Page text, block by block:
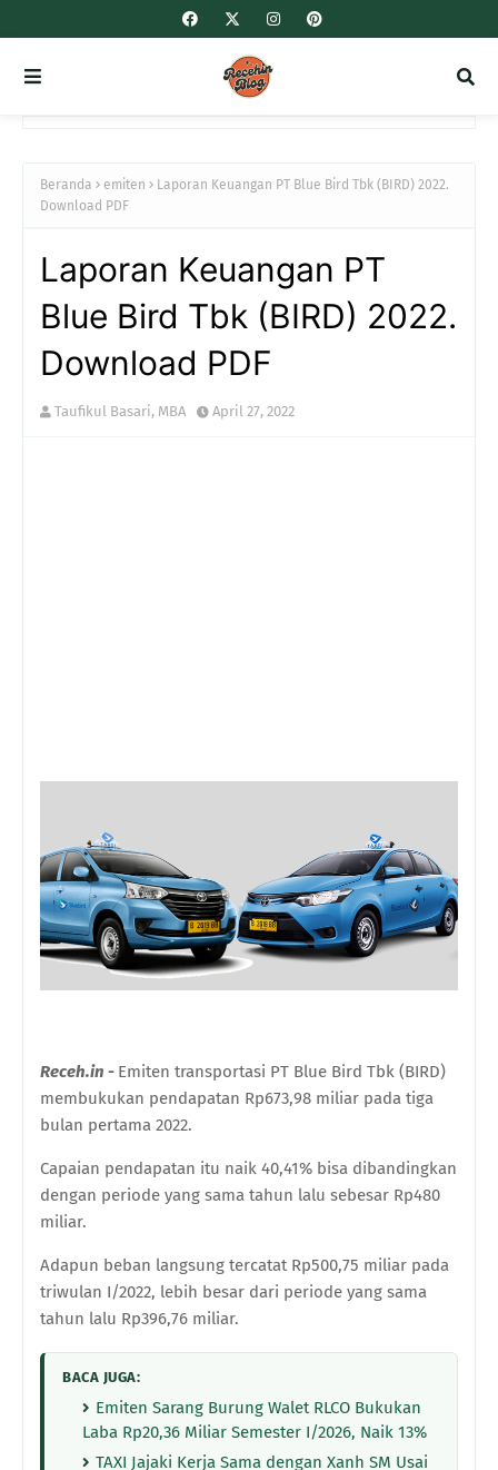
Beranda emiten
Laporan Keuangan PT Blue Bird Tbk (BIRD) 2022.
Download PDF
Laporan Keuangan PT
Blue Bird Tbk (BIRD) 2022.
Download PDF
Taufikul Basari, MBA April 27, 2022
Receh.in - Emiten transportasi PT Blue Bird Tbk (BIRD)
membukukan pendapatan Rp673,98 miliar pada tiga
bulan pertama 2022.
Capaian pendapatan itu naik 40,41% bisa dibandingkan
dengan periode yang sama tahun lalu sebesar Rp480
miliar.
Adapun beban langsung tercatat Rp500,75 miliar pada
triwulan I/2022, lebih besar dari periode yang sama
tahun lalu Rp396,76 miliar.
BACA JUGA:
Emiten Sarang Burung Walet RLCO Bukukan
Laba Rp20,36 Miliar Semester I/2026, Naik 13%
TAXI Jajaki Kerja Sama dengan Xanh SM Usai